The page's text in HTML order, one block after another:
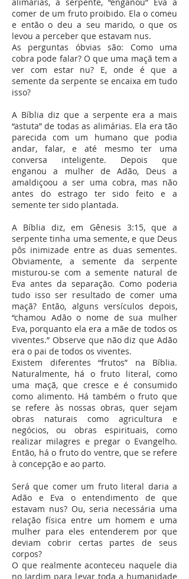
comer de um fruto proibido. Ela o comeu
e então o deu a seu marido, o que os
levou a perceber que estavam nus.
As perguntas óbvias são: Como uma
cobra pode falar? O que uma maçã tem a
ver com estar nu? E, onde é que a
semente da serpente se encaixa em tudo
isso?
A Bíblia diz que a serpente era a mais
“astuta” de todas as alimárias. Ela era tão
parecida com um humano que podia
andar, falar, e até mesmo ter uma
conversa inteligente. Depois que
enganou a mulher de Adão, Deus a
amaldiçoou a ser uma cobra, mas não
antes do estrago ter sido feito e a
semente ter sido plantada.
A Bíblia diz, em Gênesis 3:15, que a
serpente tinha uma semente, e que Deus
pôs inimizade entre as duas sementes.
Obviamente, a semente da serpente
misturou-se com a semente natural de
Eva antes da separação. Como poderia
tudo isso ser resultado de comer uma
maçã? Então, alguns versículos depois,
“chamou Adão o nome de sua mulher
Eva, porquanto ela era a mãe de todos os
viventes.” Observe que não diz que Adão
era o pai de todos os viventes.
Existem diferentes “frutos” na Bíblia.
Naturalmente, há o fruto literal, como
uma maçã, que cresce e é consumido
como alimento. Há também o fruto que
se refere às nossas obras, quer sejam
obras naturais como agricultura e
negócios, ou obras espirituais, como
realizar milagres e pregar o Evangelho.
Então, há o fruto do ventre, que se refere
à concepção e ao parto.
Será que comer um fruto literal daria a
Adão e Eva o entendimento de que
estavam nus? Ou, seria necessária uma
relação física entre um homem e uma
mulher para eles entenderem por que
deviam cobrir certas partes de seus
corpos?
O que realmente aconteceu naquele dia
no Jardim para levar toda a humanidade